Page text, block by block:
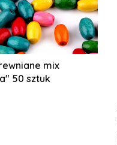
mix
50 sztuk